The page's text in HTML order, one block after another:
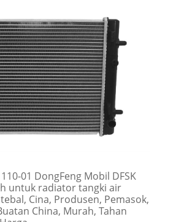
01 DongFeng Mobil DFSK
untuk radiator tangki air
Cina, Produsen, Pemasok,
China, Murah, Tahan